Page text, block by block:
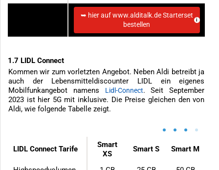
➥ hier auf www.alditalk.de Starterset
bestellen
1.7 LIDL Connect
Kommen wir zum vorletzten Angebot. Neben Aldi betreibt ja
auch der Lebensmitteldiscounter LIDL ein eigenes
Mobilfunkangebot namens
Lidl-Connect. Seit September
2023 ist hier 5G mit inklusive. Die Preise gleichen den von
Aldi, wie folgende Tabelle zeigt.
• • • •
LIDL Connect Tarife
Smart
XS
Smart S Smart M